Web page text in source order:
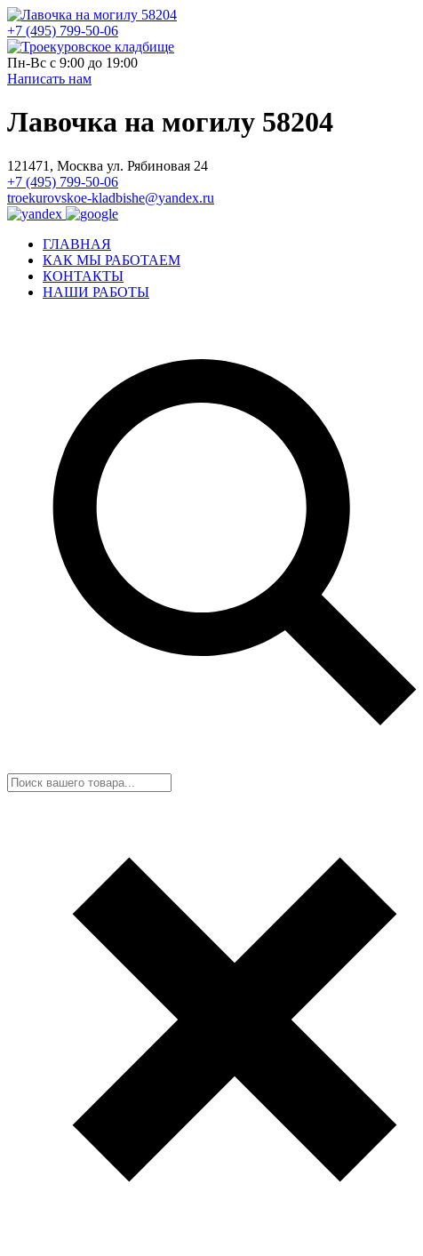
+7 (495) 799-50-06
Пн-Вс с 9:00 до 19:00
Написать нам
Лавочка на могилу 58204
121471, Москва ул. Рябиновая 24
+7 (495) 799-50-06
troekurovskoe-kladbishe@yandex.ru
ГЛАВНАЯ
КАК МЫ РАБОТАЕМ
КОНТАКТЫ
НАШИ РАБОТЫ